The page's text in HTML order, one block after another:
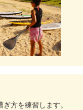
方を練習します。